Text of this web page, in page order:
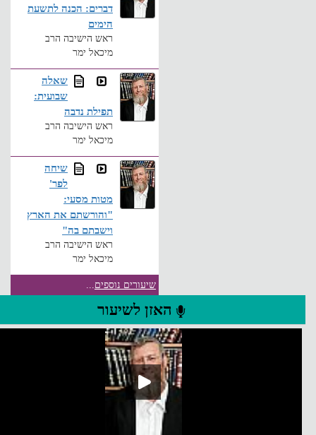
דברים: הכנה לתשעת
הימים
ראש הישיבה הרב
מיכאל ימר
שאלה
שבועית:
תפילת נדבה
ראש הישיבה הרב
מיכאל ימר
שיחה
לפר'
מטות מסעי:
"והורשתם את הארץ
וישבתם בה"
ראש הישיבה הרב
מיכאל ימר
שיעורים נוספים
האזן לשיעור